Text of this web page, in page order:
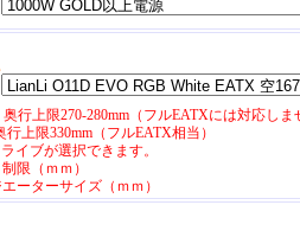
行上限270-280mm（フルEATXには対応しま
上限330mm（フルEATX相当）
イブが選択できます。
限（ｍｍ）
ーターサイズ（ｍｍ）